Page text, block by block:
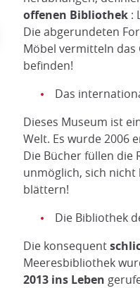
offenen Bibliothek :
Die abgerundeten
Möbel vermitteln das
befinden!
Das
Dieses Museum ist
Welt. Es wurde 2006
Die Bücher füllen die
unmöglich, sich nicht
blättern!
Die Bibliothek
Die konsequent
Meeresbibliothek
2013 ins Leben
Bibliotheken des
DR